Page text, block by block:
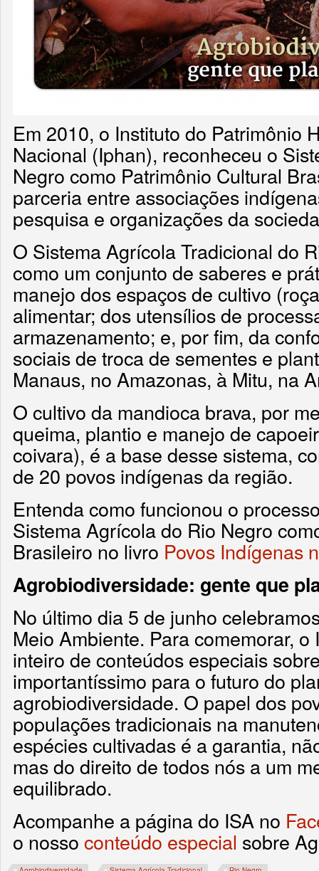
Em 2010, o Instituto do Patrimônio
Nacional (Iphan), reconheceu o
Negro como Patrimônio Cultural
parceria entre associações
pesquisa e organizações da
O Sistema Agrícola Tradicional do
como um conjunto de saberes e
manejo dos espaços de cultivo
alimentar; dos utensílios de
armazenamento; e, por fim, da
sociais de troca de sementes e
Manaus, no Amazonas, à Mitu, na
O cultivo da mandioca brava, por
queima, plantio e manejo de
coivara), é a base desse sistema,
de 20 povos indígenas da região.
Entenda como funcionou o
Sistema Agrícola do Rio Negro
Brasileiro no livro Povos Indígenas
Agrobiodiversidade: gente que
No último dia 5 de junho
Meio Ambiente. Para comemorar,
inteiro de conteúdos especiais
importantíssimo para o futuro do
agrobiodiversidade. O papel dos
populações tradicionais na
espécies cultivadas é a garantia,
mas do direito de todos nós a um
equilibrado.
Acompanhe a página do ISA no
o nosso conteúdo especial sobre